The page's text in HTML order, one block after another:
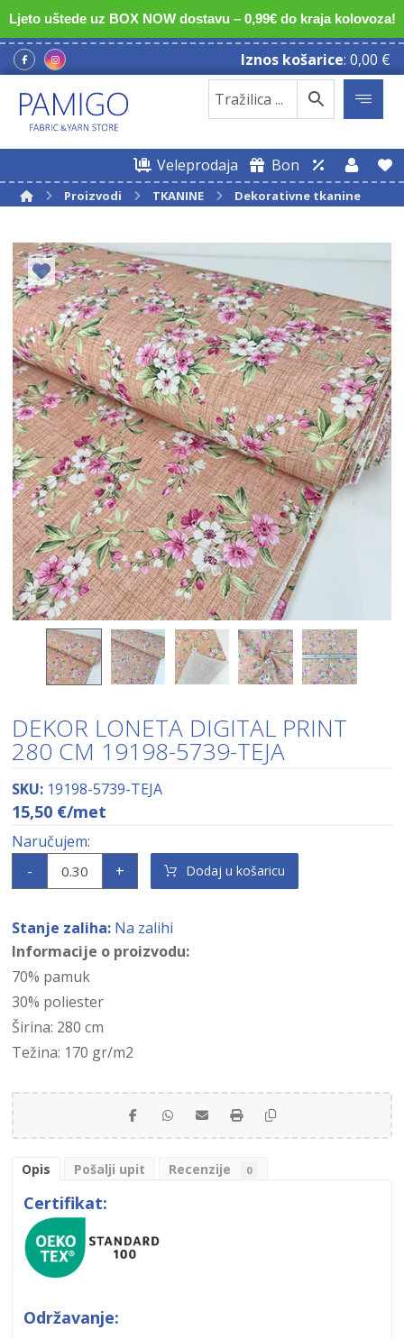
Ljeto uštede uz BOX NOW dostavu – 0,99€ do kraja kolovoza!
Iznos košarice: 0,00 €
Veleprodaja Bon
Proizvodi TKANINE Dekorativne tkanine
DEKOR LONETA DIGITAL PRINT
280 CM 19198-5739-TEJA
SKU: 19198-5739-TEJA
15,50 €/met
- + Dodaj u košaricu
Stanje zaliha: Na zalihi
Informacije o proizvodu:
70% pamuk
30% poliester
Širina: 280 cm
Težina: 170 gr/m2
Opis Pošalji upit Recenzije 0
Certifikat:
Održavanje: